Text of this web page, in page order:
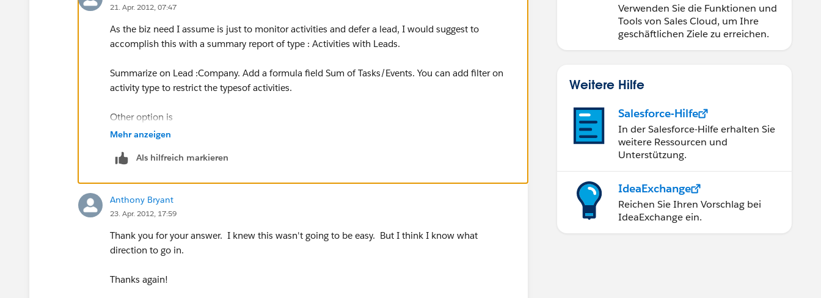
21. Apr. 2012, 07:47
As the biz need I assume is just to monitor activities and defer a lead, I would suggest to
accomplish this with a summary report of type : Activities with Leads.
Summarize on Lead :Company. Add a formula field Sum of Tasks/Events. You can add filter on
activity type to restrict the typesof activities.
Other option is
Activity as you cant create roll-up summary on Leads or have cross-object workflow update from
Mehr anzeigen
Als hilfreich markieren
Anthony Bryant
23. Apr. 2012, 17:59
Thank you for your answer. I knew this wasn't going to be easy. But I think I know what
direction to go in.
Thanks again!
Verwenden Sie die Funktionen und
Tools von Sales Cloud, um Ihre
geschäftlichen Ziele zu erreichen.
Weitere Hilfe
Salesforce-Hilfe
In der Salesforce-Hilfe erhalten Sie
weitere Ressourcen und
Unterstützung.
IdeaExchange
Reichen Sie Ihren Vorschlag bei
IdeaExchange ein.